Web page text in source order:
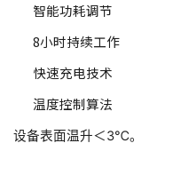
智能功耗调节
8小时持续工作
快速充电技术
温度控制算法
设备表面温升＜3℃。